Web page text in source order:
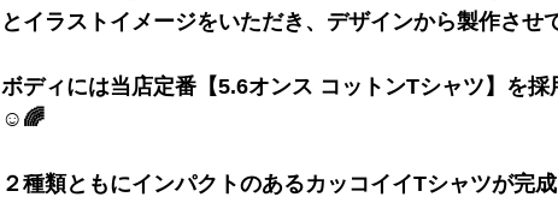
とイラストイメージをいただき、デザインから製作させ
ボディには当店定番【5.6オンス コットンTシャツ】を
☺🌈
２種類ともにインパクトのあるカッコイイTシャツが完